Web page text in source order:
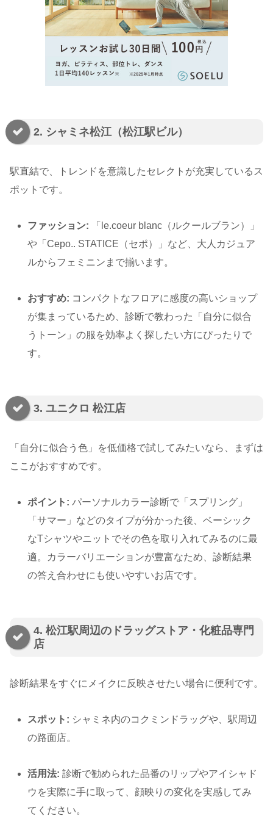
2. シャミネ松江（松江駅ビル）
駅直結で、トレンドを意識したセレクトが充実しているス
ポットです。
ファッション: 「le.coeur blanc（ルクールブラン）」
や「Cepo.. STATICE（セポ）」など、大人カジュア
ルからフェミニンまで揃います。
おすすめ: コンパクトなフロアに感度の高いショップ
が集まっているため、診断で教わった「自分に似合
うトーン」の服を効率よく探したい方にぴったりで
す。
3. ユニクロ 松江店
「自分に似合う色」を低価格で試してみたいなら、まずは
ここがおすすめです。
ポイント: パーソナルカラー診断で「スプリング」
「サマー」などのタイプが分かった後、ベーシック
なTシャツやニットでその色を取り入れてみるのに最
適。カラーバリエーションが豊富なため、診断結果
の答え合わせにも使いやすいお店です。
4. 松江駅周辺のドラッグストア・化粧品専門
店
診断結果をすぐにメイクに反映させたい場合に便利です。
スポット: シャミネ内のコクミンドラッグや、駅周辺
の路面店。
活用法: 診断で勧められた品番のリップやアイシャド
ウを実際に手に取って、顔映りの変化を実感してみ
てください。